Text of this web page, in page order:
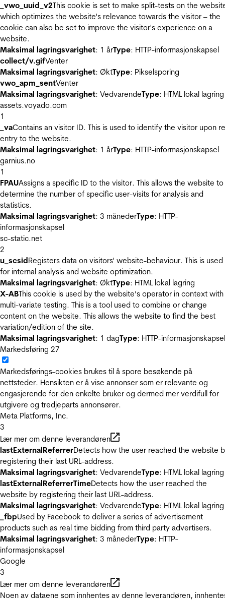
_vwo_uuid_v2This cookie is set to make split-tests on the
which optimizes the website's relevance towards the visitor – the
cookie can also be set to improve the visitor's experience on a
website.
Maksimal lagringsvarighet: 1 årType: HTTP-informasjonskapsel
collect/v.gifVenter
Maksimal lagringsvarighet: ØktType: Pikselsporing
vwo_apm_sentVenter
Maksimal lagringsvarighet: VedvarendeType: HTML lokal lagring
assets.voyado.com
1
_vaContains an visitor ID. This is used to identify the visitor upon
entry to the website.
Maksimal lagringsvarighet: 1 årType: HTTP-informasjonskapsel
garnius.no
1
FPAUAssigns a specific ID to the visitor. This allows the website to
determine the number of specific user-visits for analysis and
statistics.
Maksimal lagringsvarighet: 3 månederType: HTTP-
informasjonskapsel
sc-static.net
2
u_scsidRegisters data on visitors' website-behaviour. This is used
for internal analysis and website optimization.
Maksimal lagringsvarighet: ØktType: HTML lokal lagring
X-ABThis cookie is used by the website’s operator in context with
multi-variate testing. This is a tool used to combine or change
content on the website. This allows the website to find the best
variation/edition of the site.
Maksimal lagringsvarighet: 1 dagType: HTTP-informasjonskapsel
Markedsføring 27
Markedsførings-cookies brukes til å spore besøkende på
nettsteder. Hensikten er å vise annonser som er relevante og
engasjerende for den enkelte bruker og dermed mer verdifull for
utgivere og tredjeparts annonsører.
Meta Platforms, Inc.
3
Lær mer om denne leverandøren
lastExternalReferrerDetects how the user reached the website
registering their last URL-address.
Maksimal lagringsvarighet: VedvarendeType: HTML lokal lagring
lastExternalReferrerTimeDetects how the user reached the
website by registering their last URL-address.
Maksimal lagringsvarighet: VedvarendeType: HTML lokal lagring
_fbpUsed by Facebook to deliver a series of advertisement
products such as real time bidding from third party advertisers.
Maksimal lagringsvarighet: 3 månederType: HTTP-
informasjonskapsel
Google
3
Lær mer om denne leverandøren
Noen av dataene som innhentes av denne leverandøren,